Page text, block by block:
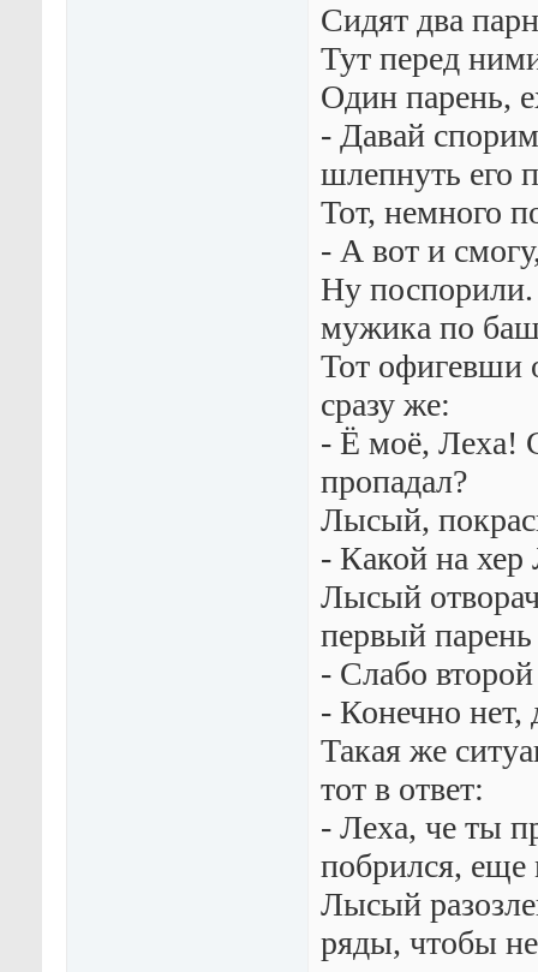
Сидят два
Тут перед
Один парень,
- Давай
шлепнуть его
Тот, немного
- А вот и
Ну поспорили.
мужика по
Тот офигевши
сразу же:
- Ё моё, Леха!
пропадал?
Лысый,
- Какой на хер
Лысый
первый
- Слабо
- Конечно нет,
Такая же
тот в ответ:
- Леха, че ты
побрился, еще
Лысый
ряды, чтобы